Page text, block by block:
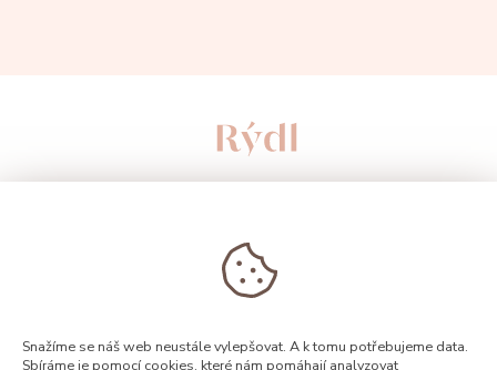
Snažíme se náš web neustále vylepšovat. A k tomu potřebujeme data.
Sbíráme je pomocí cookies, které nám pomáhají analyzovat